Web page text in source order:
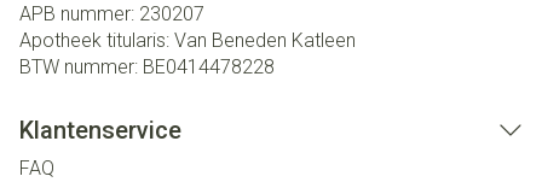
APB nummer: 230207
Apotheek titularis: Van Beneden Katleen
BTW nummer: BE0414478228
Klantenservice
FAQ